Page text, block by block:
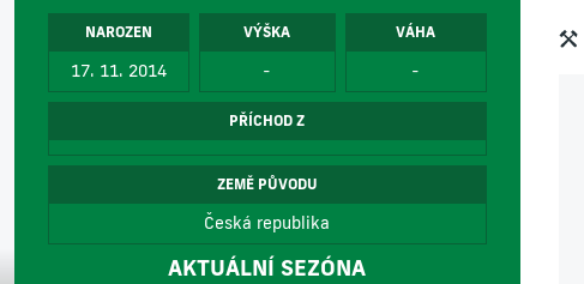
NAROZEN
17. 11. 2014
VÝŠKA
-
VÁHA
-
PŘÍCHOD Z
ZEMĚ PŮVODU
Česká republika
AKTUÁLNÍ SEZÓNA